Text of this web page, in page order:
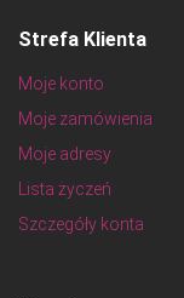
Strefa Klienta
Moje konto
Moje zamówienia
Moje adresy
Lista życzeń
Szczegóły konta